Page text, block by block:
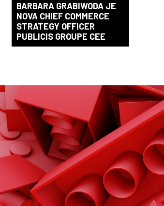
BARBARA GRABIWODA JE
NOVA CHIEF COMMERCE
STRATEGY OFFICER
PUBLICIS GROUPE CEE